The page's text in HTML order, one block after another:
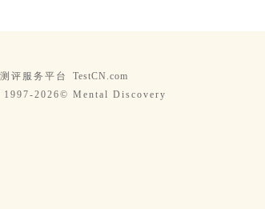
评服务平台
TestCN.com
1997-2026© Mental Discovery